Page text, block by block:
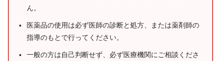
ん。
医薬品の使用は必ず医師の診断と処方、または薬剤師の
指導のもとで行ってください。
一般の方は自己判断せず、必ず医療機関にご相談くださ